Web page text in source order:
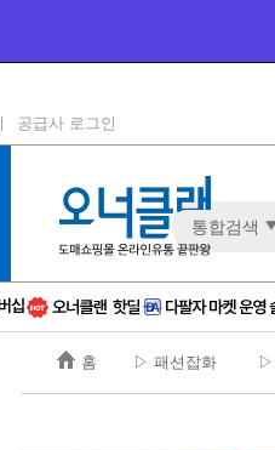
공급사 로그인
통합검색
홈 ▷ 패션잡화 ▷